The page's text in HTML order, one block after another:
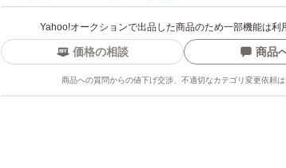
合にてお取引キャンセルとさせて頂く場合がござ
取引点数が非常に多くなっている関係上、ご挨
への返信及び評価につきましては省略させて頂く
Yahoo!オークションで出品した商品のため一部機能は利
価格の相談 商品
商品への質問からの値下げ交渉、不適切なカテゴリ変更依頼